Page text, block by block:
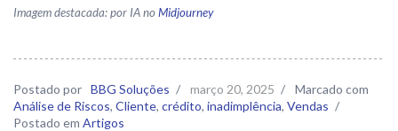
Imagem destacada: por IA noMidjourney
Postado por BBG Soluções / março 20, 2025 /
Marcado com
Análise de Riscos, Cliente, crédito, inadimplência, Vendas /
Postado em Artigos